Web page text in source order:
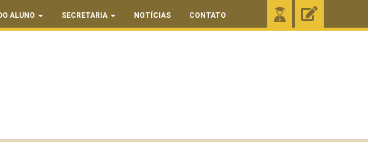
ALUNO SECRETARIA NOTÍCIAS CONTATO